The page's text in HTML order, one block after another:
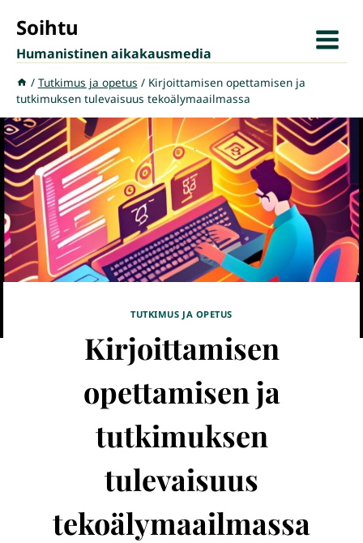
sisältöön
Soihtu
Humanistinen aikakausmedia
/ Tutkimus ja opetus / Kirjoittamisen opettamisen ja
tutkimuksen tulevaisuus tekoälymaailmassa
TUTKIMUS JA OPETUS
Kirjoittamisen
opettamisen ja
tutkimuksen
tulevaisuus
tekoälymaailmassa